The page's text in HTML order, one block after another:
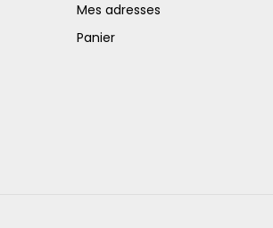
Mes adresses
Panier